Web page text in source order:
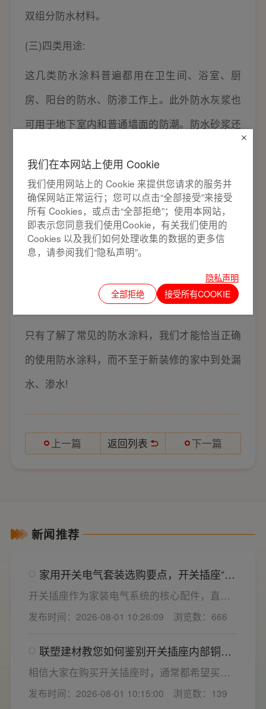
双组分防水材料。
(三)四类用途:
这几类防水涂料普遍都用在卫生间、浴室、厨
房、阳台的防水、防渗工作上。此外防水灰浆也
可用于地下室内和普通墙面的防潮。防水砂浆还
(四)防水的常见问题:
涂膜以后没有办法遮盖底色、涂刷后会有气孔存
在、闭水后经常起泡或涂料容易溶解、涂料外面
干了而里面却不干、墙面流淌、涂料结块、阴角
开裂、返浆沉淀、涂刷不干、泛白、空鼓、掉砖
只有了解了常见的防水涂料，我们才能恰当正确
的使用防水涂料，而不至于新装修的家中到处漏
水、渗水!
上一篇 返回列表 下一篇
新闻推荐
家用开关电气套装选购要点，开关插座“七
看”甄选技巧
开关插座作为家装电气系统的核心配件，直接
决定居家用电的安全性与实用性，选材好坏影
响着长期居住体验。想要一站式搞定全屋电气
关键。联塑建材总结专业选购“七看”技巧，帮大
家精准避坑，挑选安全耐用的开关插座产品。
发布时间：2026-08-01 10:26:09 浏览数：666
联塑建材教您如何鉴别开关插座内部铜片
质量
相信大家在购买开关插座时，通常都希望买到
一款寿命长，质量好的产品，那么对于开关插
座而言，其里面的铜片好坏就直接决定了它的
发布时间：2026-08-01 10:15:00 浏览数：139
我们在本网站上使用 Cookie
我们使用网站上的 Cookie 来提供您请求的服务并
确保网站正常运行；您可以点击“全部接受”来接受
所有 Cookies，或点击“全部拒绝”；使用本网站，
即表示您同意我们使用Cookie，有关我们使用的
Cookies 以及我们如何处理收集的数据的更多信
息，请参阅我们“隐私声明”。
隐私声明
全部拒绝
接受所有COOKIE